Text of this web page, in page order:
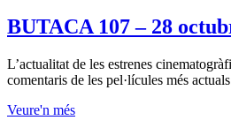
BUTACA 107 – 28
L’actualitat de les estrenes
comentaris de les pel·lícules més
Veure'n més